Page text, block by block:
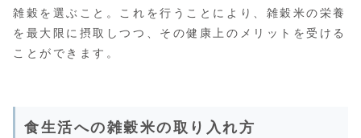
雑穀を選ぶこと。これを行うことにより、雑穀米の栄養
を最大限に摂取しつつ、その健康上のメリットを受ける
ことができます。
食生活への雑穀米の取り入れ方